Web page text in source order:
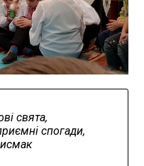
свята,
спогади,